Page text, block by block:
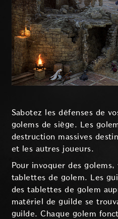
Sabotez les défenses de
golems de siège. Les
destruction massives
et les autres joueurs.
Pour invoquer des golems,
tablettes de golem. Les
des tablettes de golem
matériel de guilde se
guilde. Chaque golem